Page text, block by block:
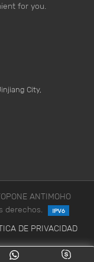
for you.
City,
ANTIMOHO
derechos.
DE PRIVACIDAD